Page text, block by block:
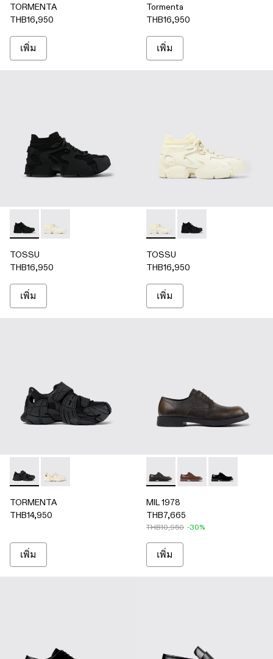
TORMENTA
THB16,950
เพิ่ม
Tormenta
THB16,950
เพิ่ม
TOSSU - A500005-002 - ดํา
TOSSU - A500005-009 - ขาว
TOSSU
THB16,950
เพิ่ม
TOSSU - A500005-009 - ขา
TOSSU - A500005-
TOSSU
THB16,950
เพิ่ม
TORMENTA - A500028-002 - ดํา
TORMENTA - A500028-001
TORMENTA
THB14,950
เพิ่ม
MIL 1978 - A500002-010 -
MIL 1978 -MIL 1978 -
MIL 1978
THB7,665
THB10,950 -30%
เพิ่ม